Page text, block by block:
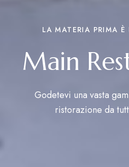
LA MATERIA PRIMA È
Main
Godetevi una vasta
ristorazione da